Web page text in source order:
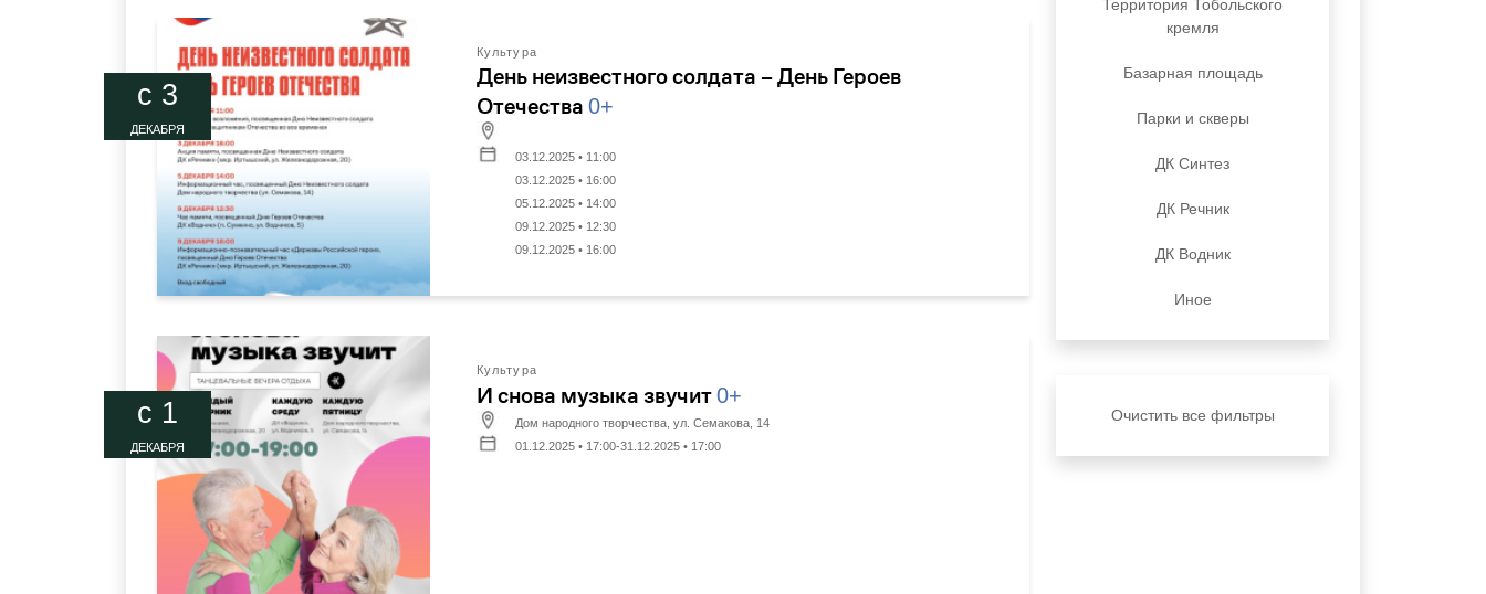
c 3
ДЕКАБРЯ
Культура
День неизвестного солдата – День Героев
Отечества 0+
03.12.2025 • 11:00
03.12.2025 • 16:00
05.12.2025 • 14:00
09.12.2025 • 12:30
09.12.2025 • 16:00
c 1
ДЕКАБРЯ
Культура
И снова музыка звучит0+
Дом народного творчества, ул. Семакова, 14
01.12.2025 • 17:00-31.12.2025 • 17:00
Территория Тобольского
кремля
Базарная площадь
Парки и скверы
ДК Синтез
ДК Речник
ДК Водник
Иное
Очистить все фильтры